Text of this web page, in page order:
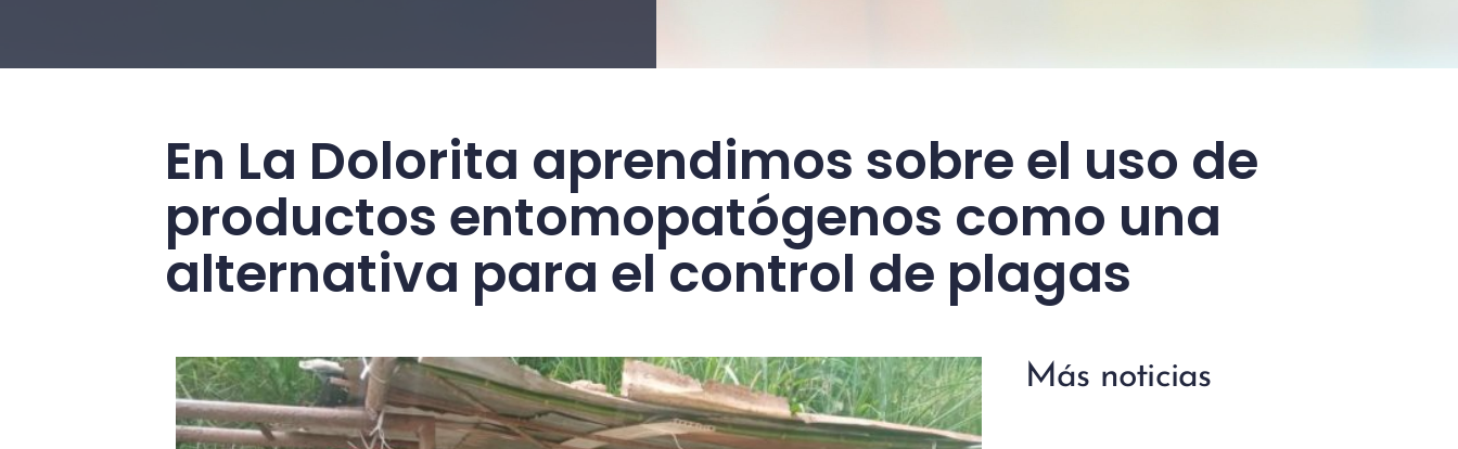
En La Dolorita aprendimos sobre el uso de
productos entomopatógenos como una
alternativa para el control de plagas
Más noticias